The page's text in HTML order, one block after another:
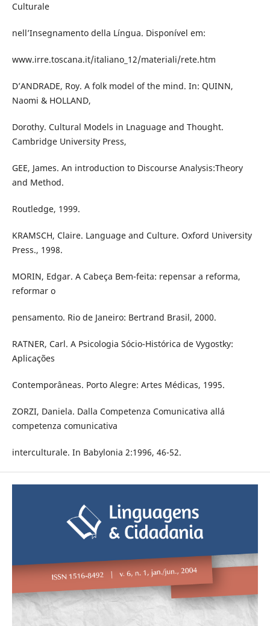
Culturale
nell’Insegnamento della Língua. Disponível em:
www.irre.toscana.it/italiano_12/materiali/rete.htm
D’ANDRADE, Roy. A folk model of the mind. In: QUINN,
Naomi & HOLLAND,
Dorothy. Cultural Models in Lnaguage and Thought.
Cambridge University Press,
GEE, James. An introduction to Discourse Analysis:Theory
and Method.
Routledge, 1999.
KRAMSCH, Claire. Language and Culture. Oxford University
Press., 1998.
MORIN, Edgar. A Cabeça Bem-feita: repensar a reforma,
reformar o
pensamento. Rio de Janeiro: Bertrand Brasil, 2000.
RATNER, Carl. A Psicologia Sócio-Histórica de Vygostky:
Aplicações
Contemporâneas. Porto Alegre: Artes Médicas, 1995.
ZORZI, Daniela. Dalla Competenza Comunicativa allá
competenza comunicativa
interculturale. In Babylonia 2:1996, 46-52.